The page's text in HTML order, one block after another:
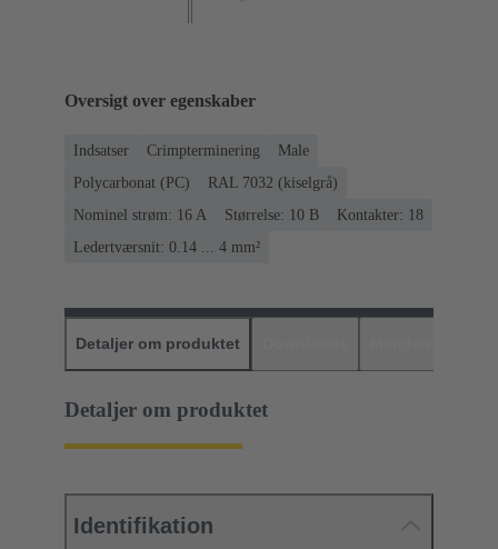
Oversigt over egenskaber
Indsatser Crimpterminering
Male
Polycarbonat (PC)
RAL 7032 (kiselgrå)
Nominel strøm: ‌16 A
Størrelse: 10 B
Kontakter: 18
Ledertværsnit: 0.14 ... 4 mm²
Detaljer om produktet
Detaljer om produktet
Identifikation